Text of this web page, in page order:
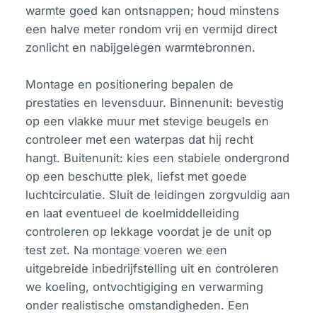
warmte goed kan ontsnappen; houd minstens
een halve meter rondom vrij en vermijd direct
zonlicht en nabijgelegen warmtebronnen.
Montage en positionering bepalen de
prestaties en levensduur. Binnenunit: bevestig
op een vlakke muur met stevige beugels en
controleer met een waterpas dat hij recht
hangt. Buitenunit: kies een stabiele ondergrond
op een beschutte plek, liefst met goede
luchtcirculatie. Sluit de leidingen zorgvuldig aan
en laat eventueel de koelmiddelleiding
controleren op lekkage voordat je de unit op
test zet. Na montage voeren we een
uitgebreide inbedrijfstelling uit en controleren
we koeling, ontvochtigiging en verwarming
onder realistische omstandigheden. Een